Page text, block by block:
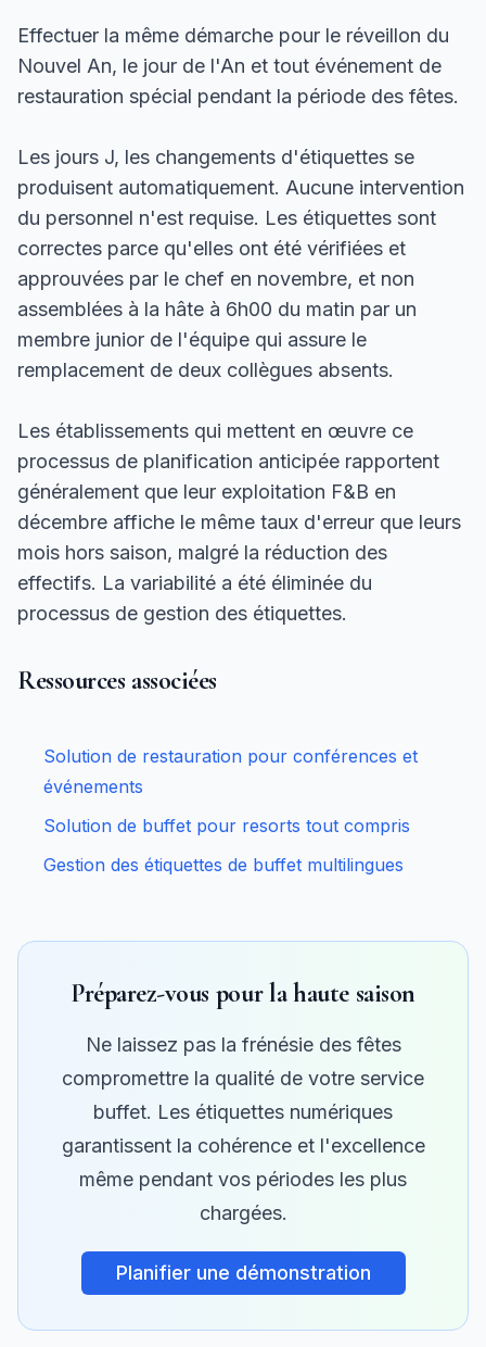
Effectuer la même démarche pour le réveillon du
Nouvel An, le jour de l'An et tout événement de
restauration spécial pendant la période des fêtes.
Les jours J, les changements d'étiquettes se
produisent automatiquement. Aucune intervention
du personnel n'est requise. Les étiquettes sont
correctes parce qu'elles ont été vérifiées et
approuvées par le chef en novembre, et non
assemblées à la hâte à 6h00 du matin par un
membre junior de l'équipe qui assure le
remplacement de deux collègues absents.
Les établissements qui mettent en œuvre ce
processus de planification anticipée rapportent
généralement que leur exploitation F&B en
décembre affiche le même taux d'erreur que leurs
mois hors saison, malgré la réduction des
effectifs. La variabilité a été éliminée du
processus de gestion des étiquettes.
Ressources associées
Solution de restauration pour conférences et
événements
Solution de buffet pour resorts tout compris
Gestion des étiquettes de buffet multilingues
Préparez-vous pour la haute saison
Ne laissez pas la frénésie des fêtes
compromettre la qualité de votre service
buffet. Les étiquettes numériques
garantissent la cohérence et l'excellence
même pendant vos périodes les plus
chargées.
Planifier une démonstration